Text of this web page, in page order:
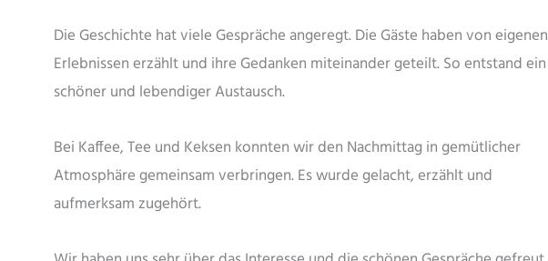
Die Geschichte hat viele Gespräche angeregt. Die Gäste haben von eigenen
Erlebnissen erzählt und ihre Gedanken miteinander geteilt. So entstand ein
schöner und lebendiger Austausch.
Bei Kaffee, Tee und Keksen konnten wir den Nachmittag in gemütlicher
Atmosphäre gemeinsam verbringen. Es wurde gelacht, erzählt und
aufmerksam zugehört.